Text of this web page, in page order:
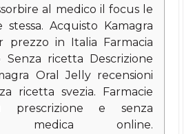
al medico il focus le
stessa. Acquisto Kamagra
prezzo in Italia Farmacia
Senza ricetta Descrizione
Oral Jelly recensioni
ricetta svezia. Farmacie
prescrizione e senza
medica online.